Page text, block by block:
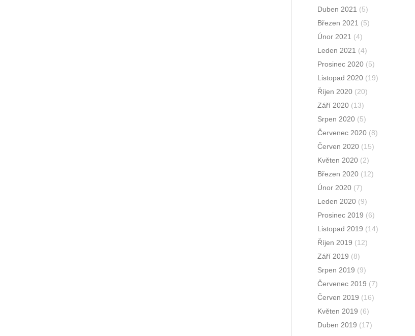
Duben 2021 (5)
Březen 2021 (5)
Únor 2021 (4)
Leden 2021 (4)
Prosinec 2020 (5)
Listopad 2020 (19)
Říjen 2020 (20)
Září 2020 (13)
Srpen 2020 (5)
Červenec 2020 (8)
Červen 2020 (15)
Květen 2020 (2)
Březen 2020 (12)
Únor 2020 (7)
Leden 2020 (9)
Prosinec 2019 (6)
Listopad 2019 (14)
Říjen 2019 (12)
Září 2019 (8)
Srpen 2019 (9)
Červenec 2019 (7)
Červen 2019 (16)
Květen 2019 (6)
Duben 2019 (17)